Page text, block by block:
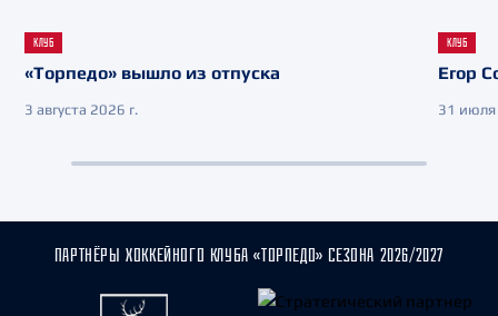
КЛУБ
«Торпедо» вышло из отпуска
3 августа 2026 г.
КЛУБ
Егор
31 июля
ПАРТНЁРЫ ХОККЕЙНОГО КЛУБА «ТОРПЕДО» СЕЗОНА 2026/2027